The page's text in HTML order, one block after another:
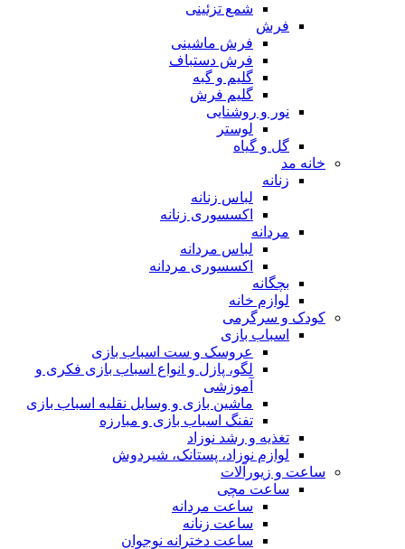
شمع تزئینی
فرش
فرش ماشینی
فرش دستباف
گلیم و گبه
گلیم فرش
نور و روشنایی
لوستر
گل و گیاه
خانه مد
زنانه
لباس زنانه
اکسسوری زنانه
مردانه
لباس مردانه
اکسسوری مردانه
بچگانه
لوازم خانه
کودک و سرگرمی
اسباب بازی
عروسک و ست اسباب بازی
لگو، پازل و انواع اسباب بازی فکری و
آموزشی
ماشین بازی و وسایل نقلیه اسباب بازی
تفنگ اسباب بازی و مبارزه
تغذیه و رشد نوزاد
لوازم نوزاد، پستانک، شیردوش
ساعت و زیور‌آلات
ساعت مچی
ساعت مردانه
ساعت زنانه
ساعت دخترانه نوجوان